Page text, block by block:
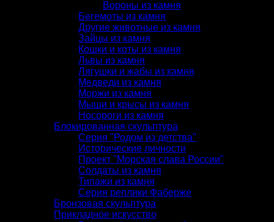
Вороны из камня
Бегемоты из камня
Другие животные из камня
Зайцы из камня
Кошки и коты из камня
Львы из камня
Лягушки и жабы из камня
Медведи из камня
Моржи из камня
Мыши и крысы из камня
Носороги из камня
Блокированная скульптура
Серия "Родом из детства"
Исторические личности
Проект "Морская слава России"
Солдаты из камня
Типажи из камня
Серия реплики Фаберже
Бронзовая скульптура
Прикладное искусство